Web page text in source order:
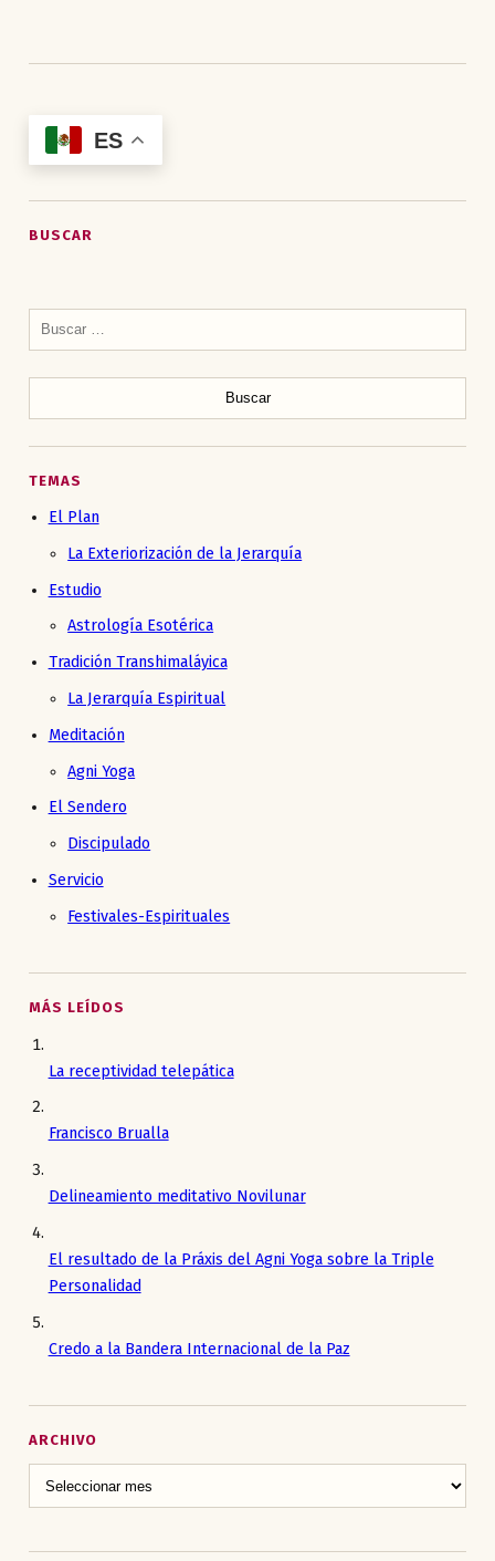
ES
BUSCAR
TEMAS
El Plan
La Exteriorización de la Jerarquía
Estudio
Astrología Esotérica
Tradición Transhimaláyica
La Jerarquía Espiritual
Meditación
Agni Yoga
El Sendero
Discipulado
Servicio
Festivales-Espirituales
MÁS LEÍDOS
La receptividad telepática
Francisco Brualla
Delineamiento meditativo Novilunar
El resultado de la Práxis del Agni Yoga sobre la Triple
Personalidad
Credo a la Bandera Internacional de la Paz
ARCHIVO